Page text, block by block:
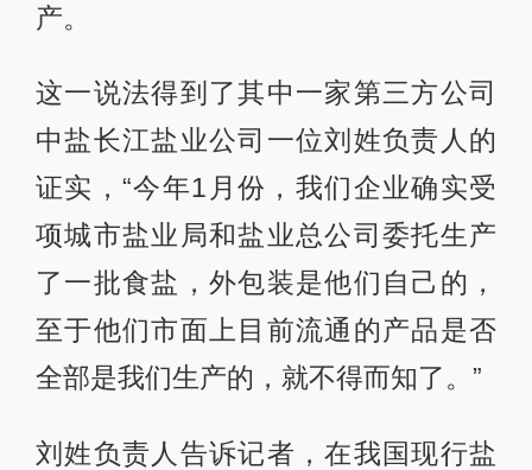
产。
这一说法得到了其中一家第三方公司
中盐长江盐业公司一位刘姓负责人的
证实，“今年1月份，我们企业确实受
项城市盐业局和盐业总公司委托生产
了一批食盐，外包装是他们自己的，
至于他们市面上目前流通的产品是否
全部是我们生产的，就不得而知了。”
刘姓负责人告诉记者，在我国现行盐